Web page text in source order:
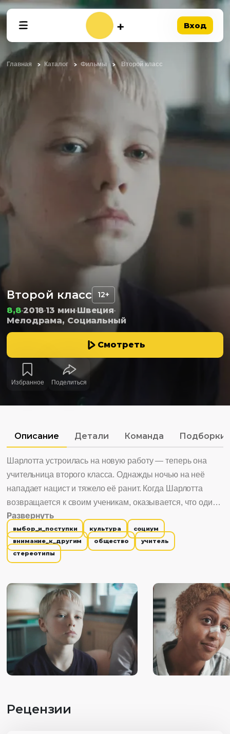
Вход
Главная Каталог Фильмы Второй класс
Второй класс 12+
8,8201813 минШвеция
Мелодрама, Социальный
Смотреть
Избранное Поделиться
Описание Детали Команда Подборки
Шарлотта устроилась на новую работу — теперь она
учительница второго класса. Однажды ночью на неё
нападает нацист и тяжело её ранит. Когда Шарлотта
возвращается к своим ученикам, оказывается, что один
из них — сын того самого нациста.
Развернуть
выбор_и_поступки культура
социум
внимание_к_другим
общество
учитель
стереотипы
Рецензии